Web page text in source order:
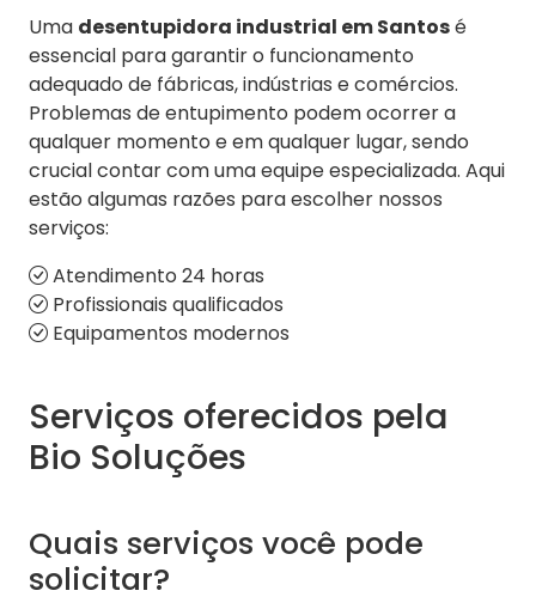
Uma desentupidora industrial em Santosé
essencial para garantir o funcionamento
adequado de fábricas, indústrias e comércios.
Problemas de entupimento podem ocorrer a
qualquer momento e em qualquer lugar, sendo
crucial contar com uma equipe especializada. Aqui
estão algumas razões para escolher nossos
serviços:
Atendimento 24 horas
Profissionais qualificados
Equipamentos modernos
Serviços oferecidos pela
Bio Soluções
Quais serviços você pode
solicitar?